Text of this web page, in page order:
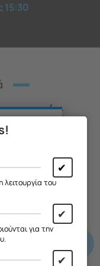
15:30
✔
λειτουργία του
✔
για την
✔
ότι
18/08,
καλό